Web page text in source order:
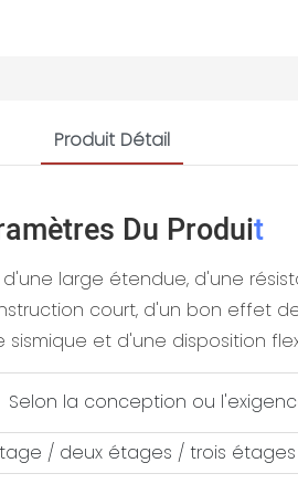
Produit Détail
Du ProduiT
large étendue, d'une
court, d'un bon effet
sismique et d'une disposition
Selon la conception ou
/ deux étages / trois